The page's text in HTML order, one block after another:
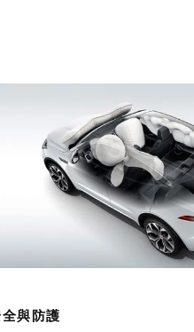
與防護